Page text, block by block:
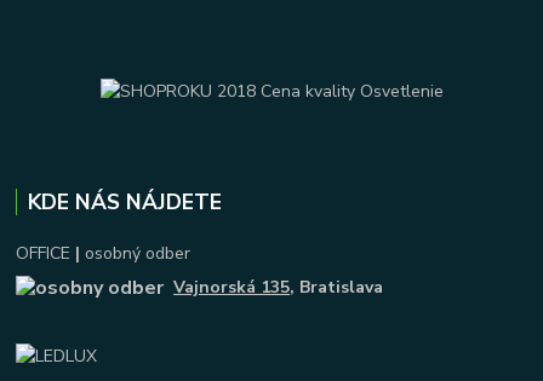
KDE NÁS NÁJDETE
OFFICE | osobný odber
Vajnorská 135, Bratislava